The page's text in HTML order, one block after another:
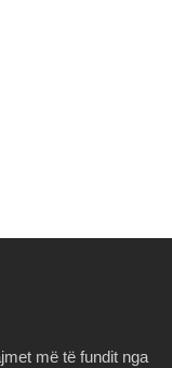
më të fundit nga